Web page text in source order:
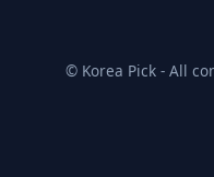
© Korea Pick - All